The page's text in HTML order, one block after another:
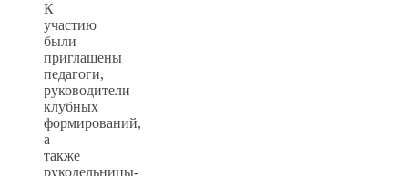
К
участию
были
приглашены
педагоги,
руководители
клубных
формирований,
а
также
рукодельницы-